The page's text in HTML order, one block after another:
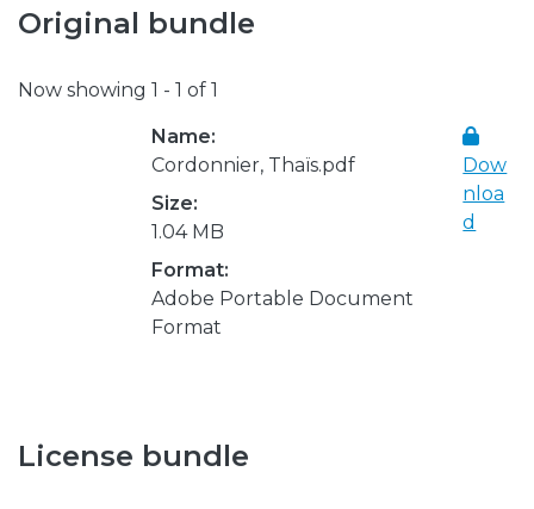
Original bundle
Now showing 1 - 1 of 1
Name:
Cordonnier, Thaïs.pdf
Size:
1.04 MB
Format:
Adobe Portable Document
Format
Dow
nloa
d
License bundle